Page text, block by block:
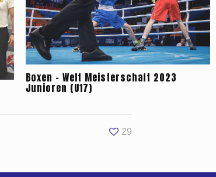
Boxen – Welt Meisterschaft 2023
Junioren (U17)
29